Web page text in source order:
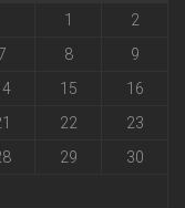
1
2
8
9
15
16
22
23
29
30